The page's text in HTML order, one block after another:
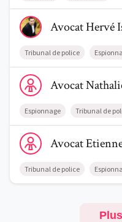
Voir le profil de
AvocatHervé
Tribunal de police
Voir le profil de
Avocat
Espionnage Tribunal de
Voir le profil de
Avocat
Tribunal de police